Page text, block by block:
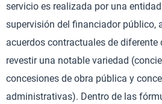
servicio es realizada por una
supervisión del financiador público,
acuerdos contractuales de diferente
revestir una notable variedad
concesiones de obra pública y
administrativas). Dentro de las